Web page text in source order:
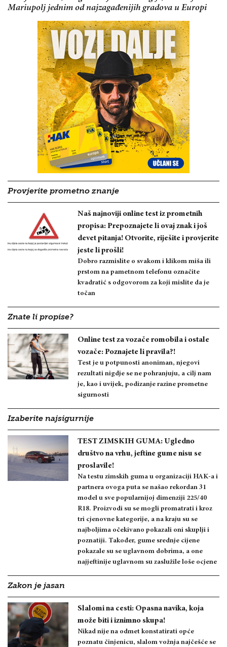
Mariupolj jednim od najzagađenijih gradova u Europi
Provjerite prometno znanje
Naš najnoviji online test iz prometnih
propisa: Prepoznajete li ovaj znak i još
devet pitanja! Otvorite, riješite i provjerite
jeste li prošli!
Dobro razmislite o svakom i klikom miša ili
prstom na pametnom telefonu označite
kvadratić s odgovorom za koji mislite da je
točan
Znate li propise?
Online test za vozače romobila i ostale
vozače: Poznajete li pravila?!
Test je u potpunosti anoniman, njegovi
rezultati nigdje se ne pohranjuju, a cilj nam
je, kao i uvijek, podizanje razine prometne
sigurnosti
Izaberite najsigurnije
TEST ZIMSKIH GUMA: Ugledno
društvo na vrhu, jeftine gume nisu se
proslavile!
Na testu zimskih guma u organizaciji HAK-a i
partnera ovoga puta se našao rekordan 31
model u sve popularnijoj dimenziji 225/40
R18. Proizvodi su se mogli promatrati i kroz
tri cjenovne kategorije, a na kraju su se
najboljima očekivano pokazali oni skuplji i
poznatiji. Također, gume srednje cijene
pokazale su se uglavnom dobrima, a one
najjeftinije uglavnom su zaslužile loše ocjene
Zakon je jasan
Slalomi na cesti: Opasna navika, koja
može biti i iznimno skupa!
Nikad nije na odmet konstatirati opće
poznatu činjenicu, slalom vožnja najčešće se